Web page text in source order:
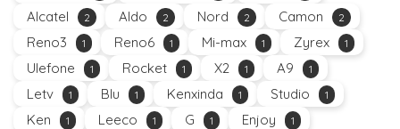
Alcatel 2 Aldo 2 Nord 2 Camon 2
Reno3 1 Reno6 1 Mi-max 1 Zyrex 1
Ulefone 1 Rocket 1 X2 1 A9 1
Letv 1 Blu 1 Kenxinda 1 Studio 1
Ken 1 Leeco 1 G 1 Enjoy 1